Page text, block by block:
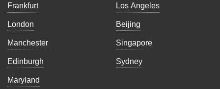
Frankfurt
London
Manchester
Edinburgh
Maryland
Los Angeles
Beijing
Singapore
Sydney